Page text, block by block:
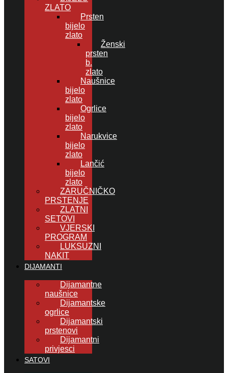
ZLATO
Prsten
bijelo
zlato
Ženski
prsten
b.
zlato
Naušnice
bijelo
zlato
Ogrlice
bijelo
zlato
Narukvice
bijelo
zlato
Lančić
bijelo
zlato
ZARUČNIČKO
PRSTENJE
ZLATNI
SETOVI
VJERSKI
PROGRAM
LUKSUZNI
NAKIT
DIJAMANTI
Dijamantne
naušnice
Dijamantske
ogrlice
Dijamantski
prstenovi
Dijamantni
privjesci
SATOVI